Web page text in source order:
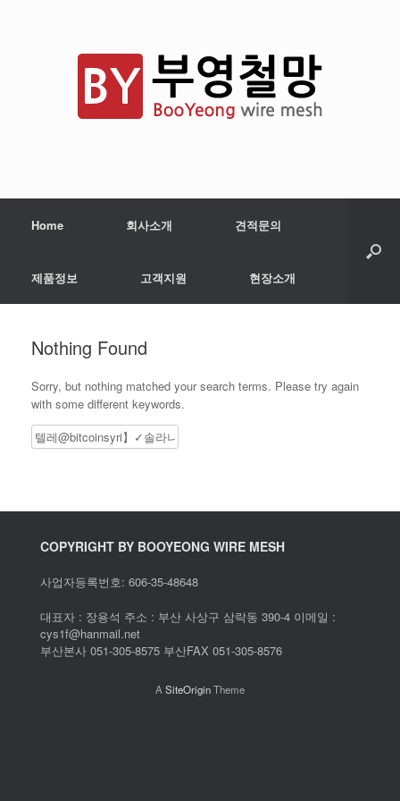
Home 회사소개 견적문의
제품정보 고객지원 현장소개
Nothing Found
Sorry, but nothing matched your search terms. Please try again
with some different keywords.
Search
COPYRIGHT BY BOOYEONG WIRE MESH
사업자등록번호: 606-35-48648
대표자 : 장용석 주소 : 부산 사상구 삼락동 390-4 이메일 :
cys1f@hanmail.net
부산본사 051-305-8575 부산FAX 051-305-8576
A SiteOriginTheme